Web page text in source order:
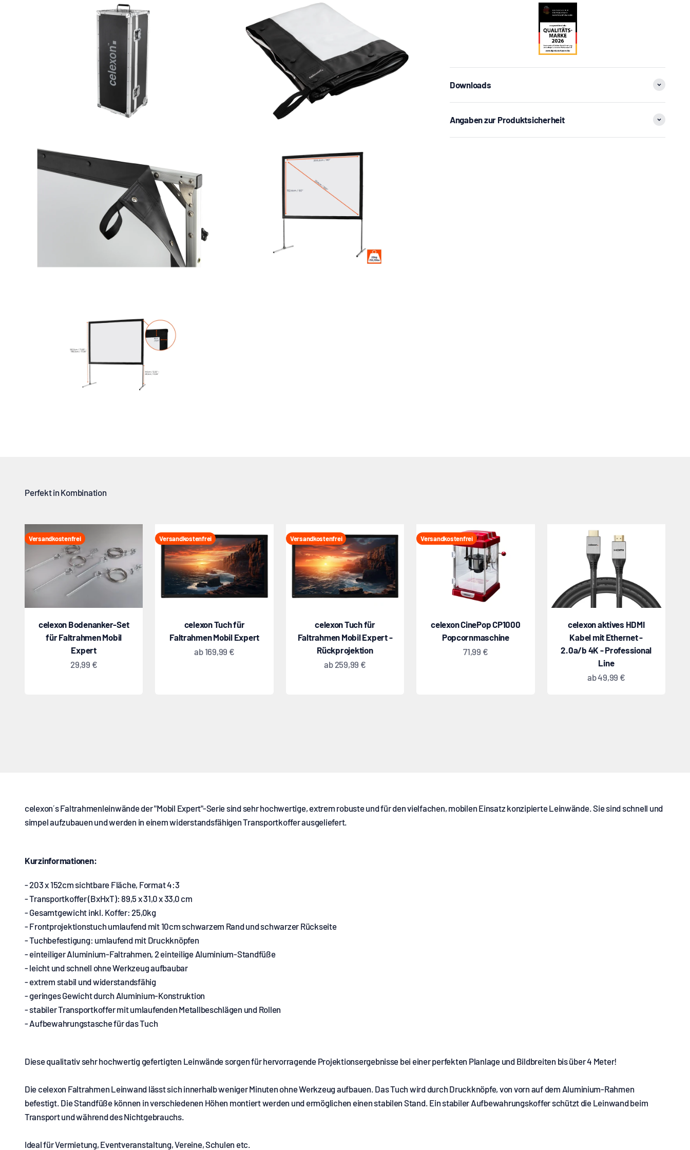
Downloads
Angaben zur Produktsicherheit
Versandkostenfrei
celexon Bodenanker-Set
für Faltrahmen Mobil
Expert
Angebot
29,99 €
Versandkostenfrei
celexon Tuch für
Faltrahmen Mobil Expert
Angebot
ab 169,99 €
Versandkostenfrei
celexon Tuch für
Faltrahmen Mobil Expert -
Rückprojektion
Angebot
ab 259,99 €
Versandkostenfrei
celexon CinePop CP1000
Popcornmaschine
Angebot
71,99 €
celexon aktives HDMI
Kabel mit Ethernet -
2.0a/b 4K - Professional
Line
Angebot
ab49,99 €
celexon´s Faltrahmenleinwände der "Mobil Expert"-Serie sind sehr hochwertige, extrem robuste und für den vielfachen, mobilen Einsatz konzipierte Leinwände. Sie sind schnell und
simpel aufzubauen und werden in einem widerstandsfähigen Transportkoffer ausgeliefert.
Kurzinformationen:
- 203 x 152cm sichtbare Fläche, Format 4:3
- Transportkoffer (BxHxT): 89,5 x 31,0 x 33,0 cm
- Gesamtgewicht inkl. Koffer: 25,0kg
- Frontprojektionstuch umlaufend mit 10cm schwarzem Rand und schwarzer Rückseite
- Tuchbefestigung: umlaufend mit Druckknöpfen
- einteiliger Aluminium-Faltrahmen, 2 einteilige Aluminium-Standfüße
- leicht und schnell ohne Werkzeug aufbaubar
- extrem stabil und widerstandsfähig
- geringes Gewicht durch Aluminium-Konstruktion
- stabiler Transportkoffer mit umlaufenden Metallbeschlägen und Rollen
- Aufbewahrungstasche für das Tuch
Diese qualitativ sehr hochwertig gefertigten Leinwände sorgen für hervorragende Projektionsergebnisse bei einer perfekten Planlage und Bildbreiten bis über 4 Meter!
Die celexon Faltrahmen Leinwand lässt sich innerhalb weniger Minuten ohne Werkzeug aufbauen. Das Tuch wird durch Druckknöpfe, von vorn auf dem Aluminium-Rahmen
befestigt. Die Standfüße können in verschiedenen Höhen montiert werden und ermöglichen einen stabilen Stand. Ein stabiler Aufbewahrungskoffer schützt die Leinwand beim
Transport und während des Nichtgebrauchs.
Ideal für Vermietung, Eventveranstaltung, Vereine, Schulen etc.